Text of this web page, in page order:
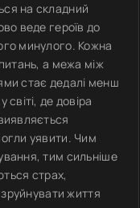
на складний
веде героїв до
минулого. Кожна
а межа між
стає дедалі менш
де довіра
уявити. Чим
тим сильніше
страх,
зруйнувати життя